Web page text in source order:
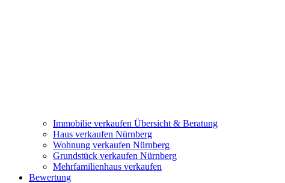
Immobilie verkaufen Übersicht & Beratung
Haus verkaufen Nürnberg
Wohnung verkaufen Nürnberg
Grundstück verkaufen Nürnberg
Mehrfamilienhaus verkaufen
Bewertung